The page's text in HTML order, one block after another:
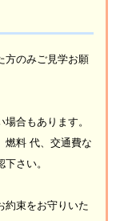
方のみご見学お願
合もあります。
燃料 代、交通費な
さい。
約束をお守りいた